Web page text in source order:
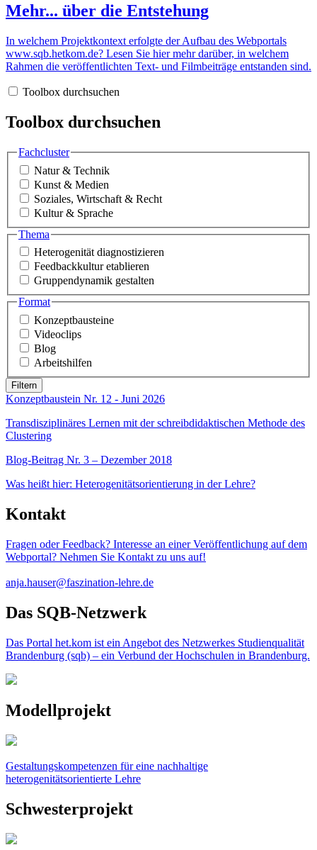
Mehr... über die Entstehung
In welchem Projektkontext erfolgte der Aufbau des Webportals
www.sqb.hetkom.de? Lesen Sie hier mehr darüber, in welchem
Rahmen die veröffentlichten Text- und Filmbeiträge entstanden sind.
Toolbox durchsuchen
Toolbox durchsuchen
Fachcluster
Natur & Technik
Kunst & Medien
Soziales, Wirtschaft & Recht
Kultur & Sprache
Thema
Heterogenität diagnostizieren
Feedbackkultur etablieren
Gruppendynamik gestalten
Format
Konzeptbausteine
Videoclips
Blog
Arbeitshilfen
Konzeptbaustein Nr. 12 - Juni 2026
Transdisziplinäres Lernen mit der schreibdidaktischen Methode des
Clustering
Blog-Beitrag Nr. 3 – Dezember 2018
Was heißt hier: Heterogenitätsorientierung in der Lehre?
Kontakt
Fragen oder Feedback? Interesse an einer Veröffentlichung auf dem
Webportal? Nehmen Sie Kontakt zu uns auf!
anja.hauser@faszination-lehre.de
Das SQB-Netzwerk
Das Portal het.kom ist ein Angebot des Netzwerkes Studienqualität
Brandenburg (sqb) – ein Verbund der Hochschulen in Brandenburg.
Modellprojekt
Gestaltungskompetenzen für eine nachhaltige
heterogenitätsorientierte Lehre
Schwesterprojekt